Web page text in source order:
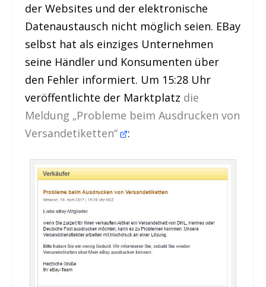
der Websites und der elektronische
Datenaustausch nicht möglich seien. EBay
selbst hat als einziges Unternehmen
seine Händler und Konsumenten über
den Fehler informiert. Um 15:28 Uhr
veröffentlichte der Marktplatz die
Meldung „Probleme beim Ausdrucken von
Versandetiketten“ :